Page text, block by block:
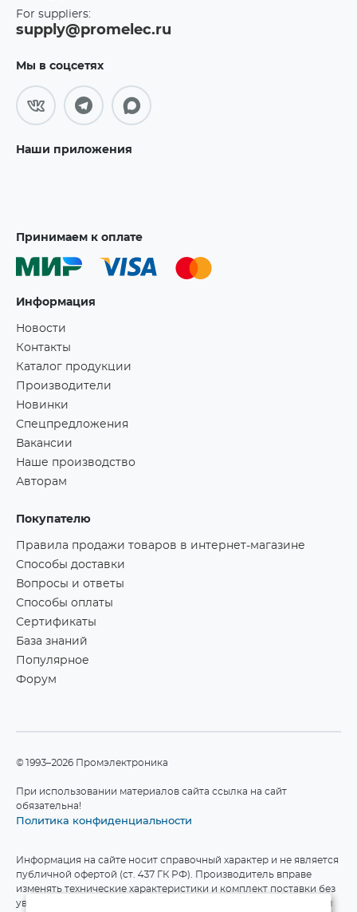
For suppliers:
supply@promelec.ru
Мы в соцсетях
Наши приложения
Принимаем к оплате
Информация
Новости
Контакты
Каталог продукции
Производители
Новинки
Спецпредложения
Вакансии
Наше производство
Авторам
Покупателю
Правила продажи товаров в интернет-магазине
Способы доставки
Вопросы и ответы
Способы оплаты
Сертификаты
База знаний
Популярное
Форум
©1993–2026 Промэлектроника
При использовании материалов сайта ссылка на сайт
обязательна!
Политика конфиденциальности
Информация на сайте носит справочный характер и не является
публичной офертой (ст. 437 ГК РФ). Производитель вправе
изменять технические характеристики и комплект поставки без
уведомления. Актуальные данные приведены на официальном